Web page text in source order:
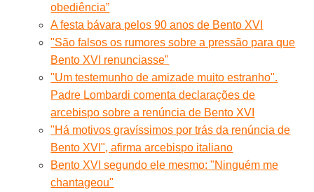
obediência”
A festa bávara pelos 90 anos de Bento XVI
"São falsos os rumores sobre a pressão para que
Bento XVI renunciasse"
"Um testemunho de amizade muito estranho".
Padre Lombardi comenta declarações de
arcebispo sobre a renúncia de Bento XVI
"Há motivos gravíssimos por trás da renúncia de
Bento XVI", afirma arcebispo italiano
Bento XVI segundo ele mesmo: "Ninguém me
chantageou"